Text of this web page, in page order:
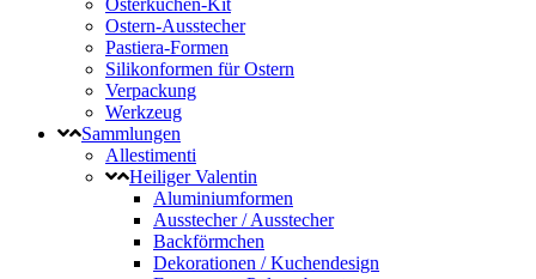
Osterkuchen-Kit
Ostern-Ausstecher
Pastiera-Formen
Silikonformen für Ostern
Verpackung
Werkzeug
Sammlungen
Allestimenti
Heiliger Valentin
Aluminiumformen
Ausstecher / Ausstecher
Backförmchen
Dekorationen / Kuchendesign